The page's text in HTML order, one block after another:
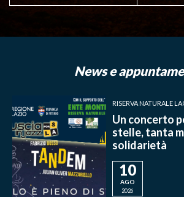
News e
RISERVA NATURALE
Un concerto
stelle, tanta
solidarietà
10
AGO
2026